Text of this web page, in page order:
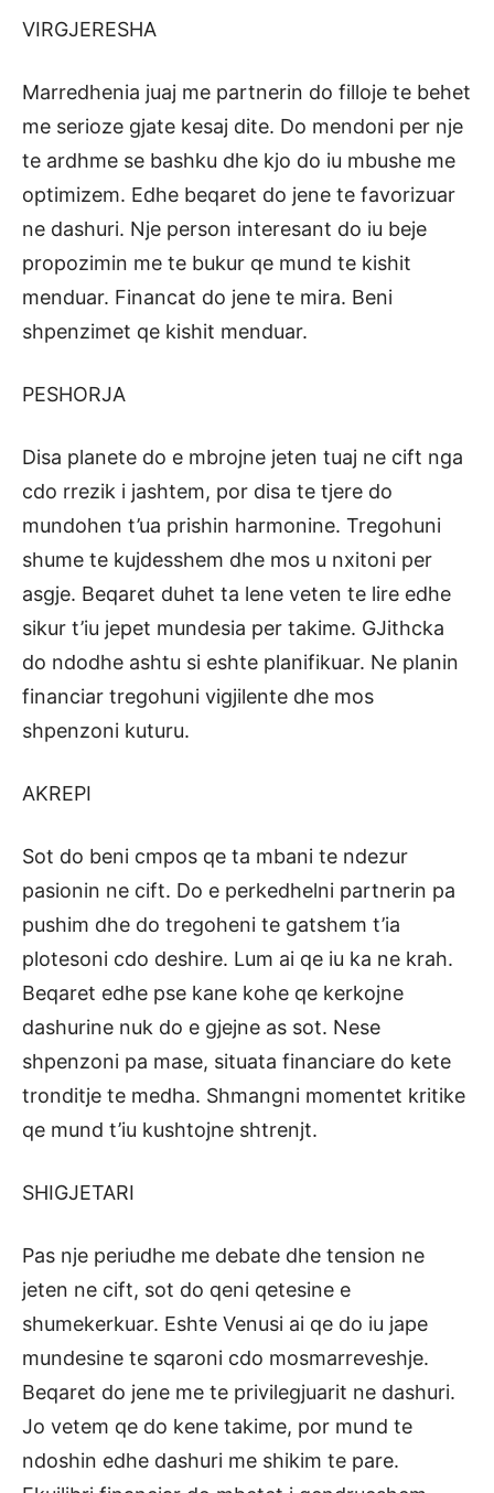
VIRGJERESHA
Marredhenia juaj me partnerin do filloje te behet
me serioze gjate kesaj dite. Do mendoni per nje
te ardhme se bashku dhe kjo do iu mbushe me
optimizem. Edhe beqaret do jene te favorizuar
ne dashuri. Nje person interesant do iu beje
propozimin me te bukur qe mund te kishit
menduar. Financat do jene te mira. Beni
shpenzimet qe kishit menduar.
PESHORJA
Disa planete do e mbrojne jeten tuaj ne cift nga
cdo rrezik i jashtem, por disa te tjere do
mundohen t’ua prishin harmonine. Tregohuni
shume te kujdesshem dhe mos u nxitoni per
asgje. Beqaret duhet ta lene veten te lire edhe
sikur t’iu jepet mundesia per takime. GJithcka
do ndodhe ashtu si eshte planifikuar. Ne planin
financiar tregohuni vigjilente dhe mos
shpenzoni kuturu.
AKREPI
Sot do beni cmpos qe ta mbani te ndezur
pasionin ne cift. Do e perkedhelni partnerin pa
pushim dhe do tregoheni te gatshem t’ia
plotesoni cdo deshire. Lum ai qe iu ka ne krah.
Beqaret edhe pse kane kohe qe kerkojne
dashurine nuk do e gjejne as sot. Nese
shpenzoni pa mase, situata financiare do kete
tronditje te medha. Shmangni momentet kritike
qe mund t’iu kushtojne shtrenjt.
SHIGJETARI
Pas nje periudhe me debate dhe tension ne
jeten ne cift, sot do qeni qetesine e
shumekerkuar. Eshte Venusi ai qe do iu jape
mundesine te sqaroni cdo mosmarreveshje.
Beqaret do jene me te privilegjuarit ne dashuri.
Jo vetem qe do kene takime, por mund te
ndoshin edhe dashuri me shikim te pare.